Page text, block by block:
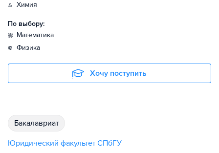
химия
По выбору:
математика
физика
Хочу поступить
бакалавриат
Юридический факультет СПбГУ